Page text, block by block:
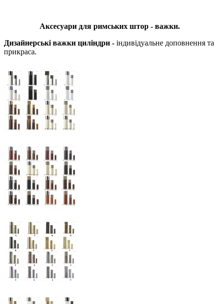
Аксесуари для римських штор - важки.
Дизайнерські важки циліндри - індивідуальне доповнення та
прикраса.